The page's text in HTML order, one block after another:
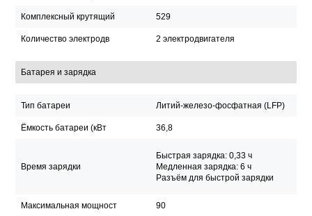
Комплексный крутящий 529
Количество электродв 2 электродвигателя
Батарея и зарядка
Тип батареи Литий-железо-фосфатная (LFP)
Ёмкость батареи (кВт 36,8
Время зарядки
Быстрая зарядка: 0,33 ч
Медленная зарядка: 6 ч
Разъём для быстрой зарядки
Максимальная мощност 90